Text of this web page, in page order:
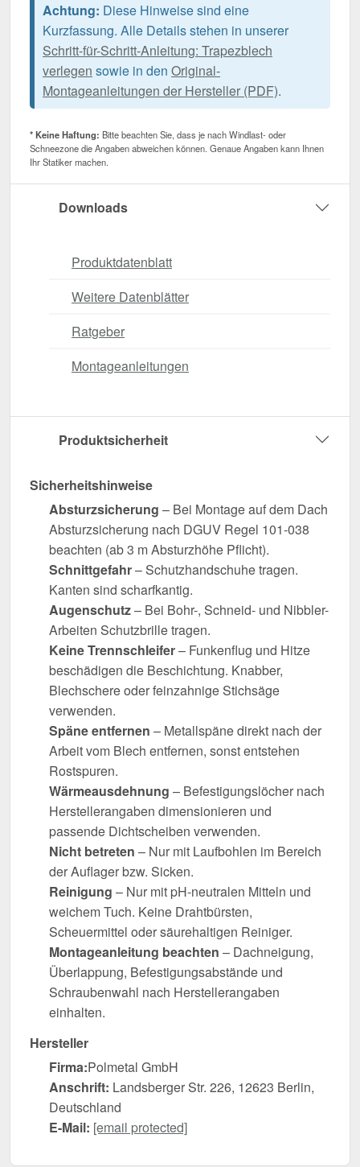
Achtung: Diese Hinweise sind eine
Kurzfassung. Alle Details stehen in unserer
Schritt-für-Schritt-Anleitung: Trapezblech
verlegen sowie in den Original-
Montageanleitungen der Hersteller (PDF).
* Keine Haftung: Bitte beachten Sie, dass je nach Windlast- oder
Schneezone die Angaben abweichen können. Genaue Angaben kann Ihnen
Ihr Statiker machen.
Downloads
Produktdatenblatt
Weitere Datenblätter
Ratgeber
Montageanleitungen
Produktsicherheit
Sicherheitshinweise
Absturzsicherung – Bei Montage auf dem Dach
Absturzsicherung nach DGUV Regel 101-038
beachten (ab 3 m Absturzhöhe Pflicht).
Schnittgefahr– Schutzhandschuhe tragen.
Kanten sind scharfkantig.
Augenschutz– Bei Bohr-, Schneid- und Nibbler-
Arbeiten Schutzbrille tragen.
Keine Trennschleifer– Funkenflug und Hitze
beschädigen die Beschichtung. Knabber,
Blechschere oder feinzahnige Stichsäge
verwenden.
Späne entfernen – Metallspäne direkt nach der
Arbeit vom Blech entfernen, sonst entstehen
Rostspuren.
Wärmeausdehnung – Befestigungslöcher nach
Herstellerangaben dimensionieren und
passende Dichtscheiben verwenden.
Nicht betreten – Nur mit Laufbohlen im Bereich
der Auflager bzw. Sicken.
Reinigung – Nur mit pH-neutralen Mitteln und
weichem Tuch. Keine Drahtbürsten,
Scheuermittel oder säurehaltigen Reiniger.
Montageanleitung beachten – Dachneigung,
Überlappung, Befestigungsabstände und
Schraubenwahl nach Herstellerangaben
einhalten.
Hersteller
Firma:Polmetal GmbH
Anschrift: Landsberger Str. 226, 12623 Berlin,
Deutschland
E-Mail: [email protected]